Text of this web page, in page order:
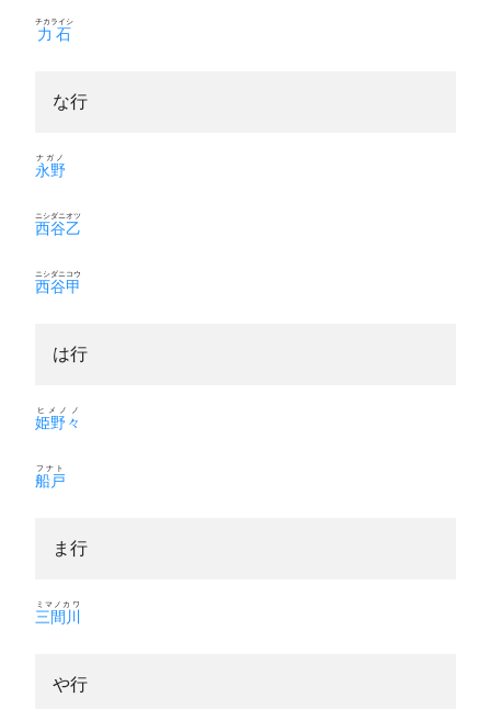
力石
チカライシ
な行
永野
ナガノ
西谷乙
ニシダニオツ
西谷甲
ニシダニコウ
は行
姫野々
ヒメノノ
船戸
フナト
ま行
三間川
ミマノカワ
や行